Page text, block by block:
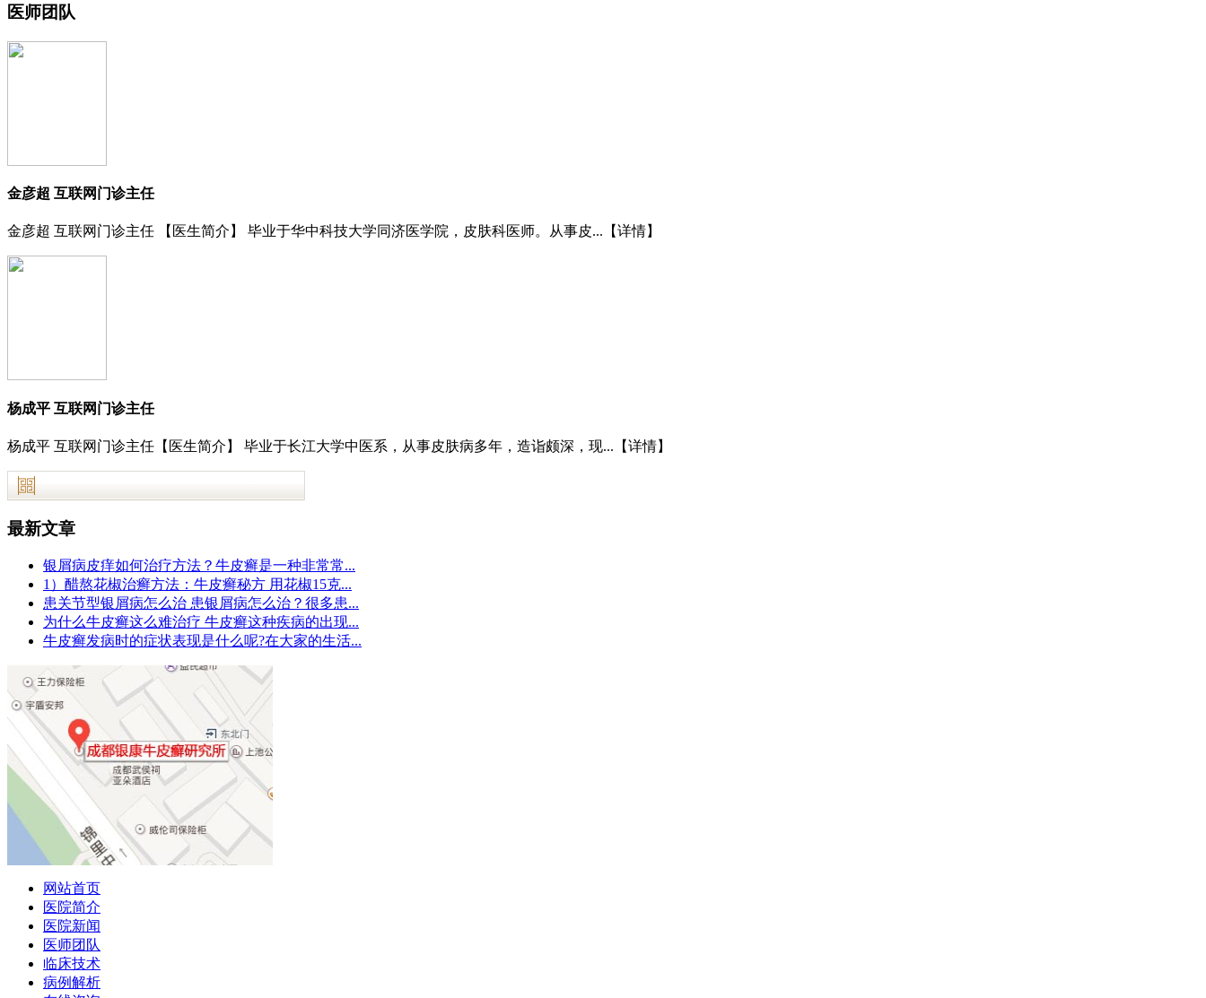
医师团队
金彦超 互联网门诊主任
金彦超 互联网门诊主任 【医生简介】 毕业于华中科技大学同济医学院，皮肤科医师。从事皮... 【详情】
杨成平 互联网门诊主任
杨成平 互联网门诊主任【医生简介】 毕业于长江大学中医系，从事皮肤病多年，造诣颇深，现... 【详情】
最新文章
银屑病皮痒如何治疗方法？牛皮癣是一种非常常...
1）醋熬花椒治癣方法：牛皮癣秘方 用花椒15克...
患关节型银屑病怎么治 患银屑病怎么治？很多患...
为什么牛皮癣这么难治疗 牛皮癣这种疾病的出现...
牛皮癣发病时的症状表现是什么呢?在大家的生活...
网站首页
医院简介
医院新闻
医师团队
临床技术
病例解析